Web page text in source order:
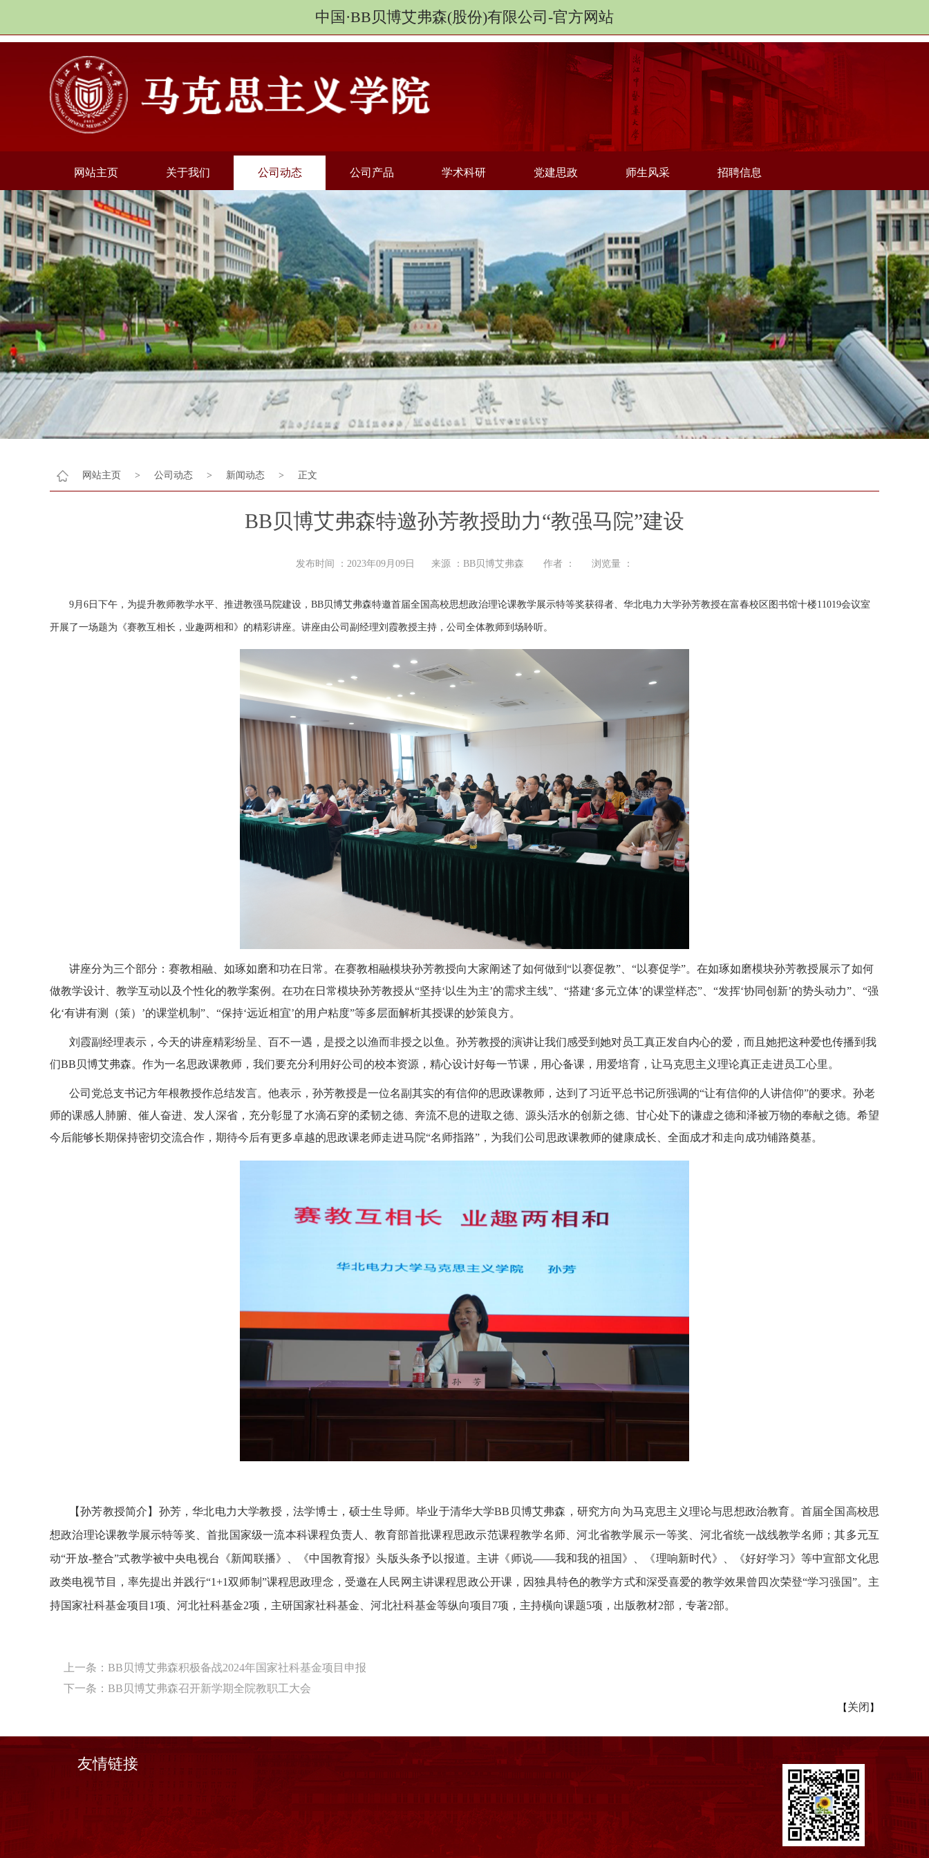
中国·BB贝博艾弗森(股份)有限公司-官方网站
网站主页 关于我们 公司动态 公司产品 学术科研 党建思政 师生风采 招聘信息
网站主页 > 公司动态 > 新闻动态 > 正文
BB贝博艾弗森特邀孙芳教授助力“教强马院”建设
发布时间 ：2023年09月09日 来源 ：BB贝博艾弗森 作者 ： 浏览量 ：
9月6日下午，为提升教师教学水平、推进教强马院建设，BB贝博艾弗森特邀首届全国高校思想政治理论课教学展示特等奖获得者、华北电力大学孙芳教授在富春校区图书馆十楼11019会议室
开展了一场题为《赛教互相长，业趣两相和》的精彩讲座。讲座由公司副经理刘霞教授主持，公司全体教师到场聆听。
讲座分为三个部分：赛教相融、如琢如磨和功在日常。在赛教相融模块孙芳教授向大家阐述了如何做到“以赛促教”、“以赛促学”。在如琢如磨模块孙芳教授展示了如何
做教学设计、教学互动以及个性化的教学案例。在功在日常模块孙芳教授从“坚持‘以生为主’的需求主线”、“搭建‘多元立体’的课堂样态”、“发挥‘协同创新’的势头动力”、“强
化‘有讲有测（策）’的课堂机制”、“保持‘远近相宜’的用户粘度”等多层面解析其授课的妙策良方。
刘霞副经理表示，今天的讲座精彩纷呈、百不一遇，是授之以渔而非授之以鱼。孙芳教授的演讲让我们感受到她对员工真正发自内心的爱，而且她把这种爱也传播到我
们BB贝博艾弗森。作为一名思政课教师，我们要充分利用好公司的校本资源，精心设计好每一节课，用心备课，用爱培育，让马克思主义理论真正走进员工心里。
公司党总支书记方年根教授作总结发言。他表示，孙芳教授是一位名副其实的有信仰的思政课教师，达到了习近平总书记所强调的“让有信仰的人讲信仰”的要求。孙老
师的课感人肺腑、催人奋进、发人深省，充分彰显了水滴石穿的柔韧之德、奔流不息的进取之德、源头活水的创新之德、甘心处下的谦虚之德和泽被万物的奉献之德。希望
今后能够长期保持密切交流合作，期待今后有更多卓越的思政课老师走进马院“名师指路”，为我们公司思政课教师的健康成长、全面成才和走向成功铺路奠基。
【孙芳教授简介】孙芳，华北电力大学教授，法学博士，硕士生导师。毕业于清华大学BB贝博艾弗森，研究方向为马克思主义理论与思想政治教育。首届全国高校思
想政治理论课教学展示特等奖、首批国家级一流本科课程负责人、教育部首批课程思政示范课程教学名师、河北省教学展示一等奖、河北省统一战线教学名师；其多元互
动“开放-整合”式教学被中央电视台《新闻联播》、《中国教育报》头版头条予以报道。主讲《师说——我和我的祖国》、《理响新时代》、《好好学习》等中宣部文化思
政类电视节目，率先提出并践行“1+1双师制”课程思政理念，受邀在人民网主讲课程思政公开课，因独具特色的教学方式和深受喜爱的教学效果曾四次荣登“学习强国”。主
持国家社科基金项目 1项、河北社科基金2项，主研国家社科基金、河北社科基金等纵向项目 7项，主持橫向课题5项，出版教材2部，专著2部。
上一条： BB贝博艾弗森积极备战2024年国家社科基金项目申报
下一条： BB贝博艾弗森召开新学期全院教职工大会
【 关闭 】
友情链接